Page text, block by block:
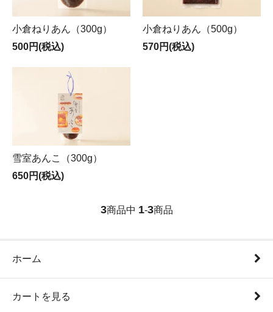
小倉ねりあん（300g）
500円(税込)
小倉ねりあん（500g）
570円(税込)
雪室あんこ（300g）
650円(税込)
3商品中 1-3商品
ホーム
カートを見る